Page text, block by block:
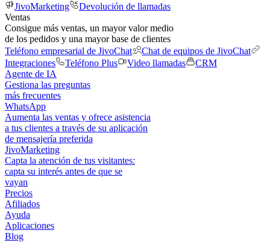
JivoMarketing
Devolución de llamadas
Ventas
Consigue más ventas, un mayor valor medio
de los pedidos y una mayor base de clientes
Teléfono empresarial de JivoChat
Chat de equipos de JivoChat
Integraciones
Teléfono Plus Video llamadas
CRM
Agente de IA
Gestiona las preguntas
más frecuentes
WhatsApp
Aumenta las ventas y ofrece asistencia
a tus clientes a través de su aplicación
de mensajería preferida
JivoMarketing
Capta la atención de tus visitantes:
capta su interés antes de que se
vayan
Precios
Afiliados
Ayuda
Aplicaciones
Blog